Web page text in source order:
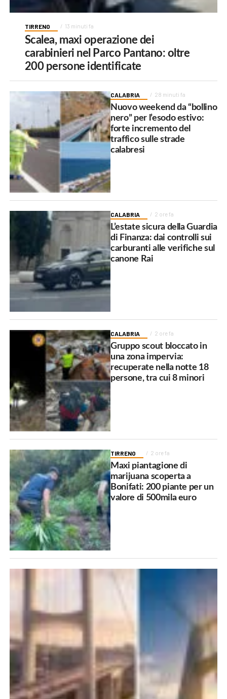
TIRRENO 13 minuti fa
Scalea, maxi operazione dei
carabinieri nel Parco Pantano: oltre
200 persone identificate
CALABRIA 28 minuti fa
Nuovo weekend da “bollino
nero” per l’esodo estivo:
forte incremento del
traffico sulle strade
calabresi
CALABRIA 2 ore fa
L’estate sicura della Guardia
di Finanza: dai controlli sui
carburanti alle verifiche sul
canone Rai
CALABRIA 2 ore fa
Gruppo scout bloccato in
una zona impervia:
recuperate nella notte 18
persone, tra cui 8 minori
TIRRENO 2 ore fa
Maxi piantagione di
marijuana scoperta a
Bonifati: 200 piante per un
valore di 500mila euro